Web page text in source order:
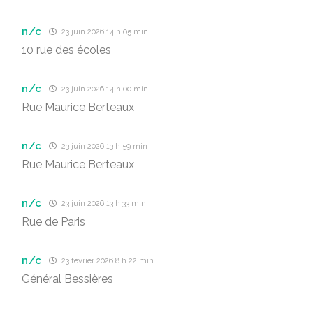
n/c 23 juin 2026 14 h 05 min
10 rue des écoles
n/c 23 juin 2026 14 h 00 min
Rue Maurice Berteaux
n/c 23 juin 2026 13 h 59 min
Rue Maurice Berteaux
n/c 23 juin 2026 13 h 33 min
Rue de Paris
n/c 23 février 2026 8 h 22 min
Général Bessières